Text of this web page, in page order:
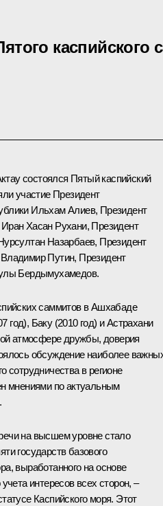
каспийского
состоялся Пятый каспийский
участие Президент
Ильхам Алиев, Президент
Хасан Рухани, Президент
Назарбаев, Президент
Путин, Президент
Бердымухамедов.
саммитов в Ашхабаде
год), Баку (2010 год) и Астрахани
атмосфере дружбы, доверия
обсуждение наиболее
сотрудничества в регионе
мнениями по актуальным
на высшем уровне стало
государств базового
выработанного на основе
интересов всех сторон, –
Каспийского моря. Этот